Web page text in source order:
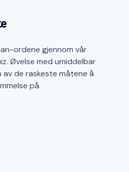
ordene gjennom vår
Øvelse med umiddelbar
av de raskeste måtene å
på.